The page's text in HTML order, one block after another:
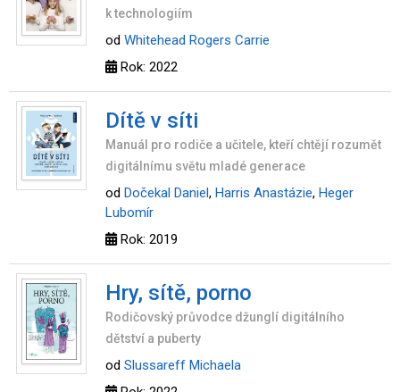
k technologiím
od Whitehead Rogers Carrie
Rok: 2022
Dítě v síti
Manuál pro rodiče a učitele, kteří chtějí rozumět
digitálnímu světu mladé generace
od Dočekal Daniel, Harris Anastázie, Heger
Lubomír
Rok: 2019
Hry, sítě, porno
Rodičovský průvodce džunglí digitálního
dětství a puberty
od Slussareff Michaela